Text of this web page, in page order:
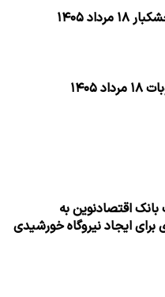
۱۴۰۵
۱۴۰۵
اقتصادنوین به
برای ایجاد نیروگاه خورشیدی